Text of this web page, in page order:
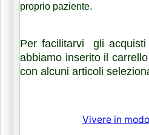
proprio paziente.
Per facilitarvi gli acquisti
abbiamo inserito il
con alcuni articoli
Vivere in